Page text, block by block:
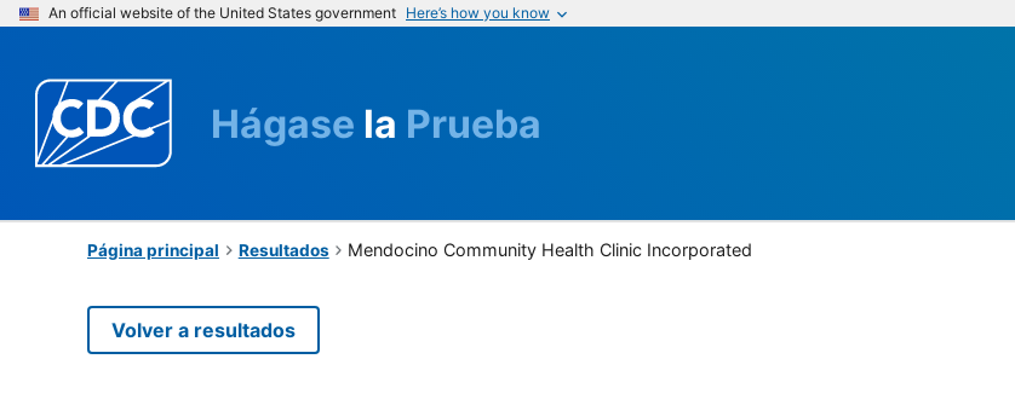
An official website of the United States government Here’s how you know
Hágase la Prueba
Página principal Resultados Mendocino Community Health Clinic Incorporated
Volver a resultados